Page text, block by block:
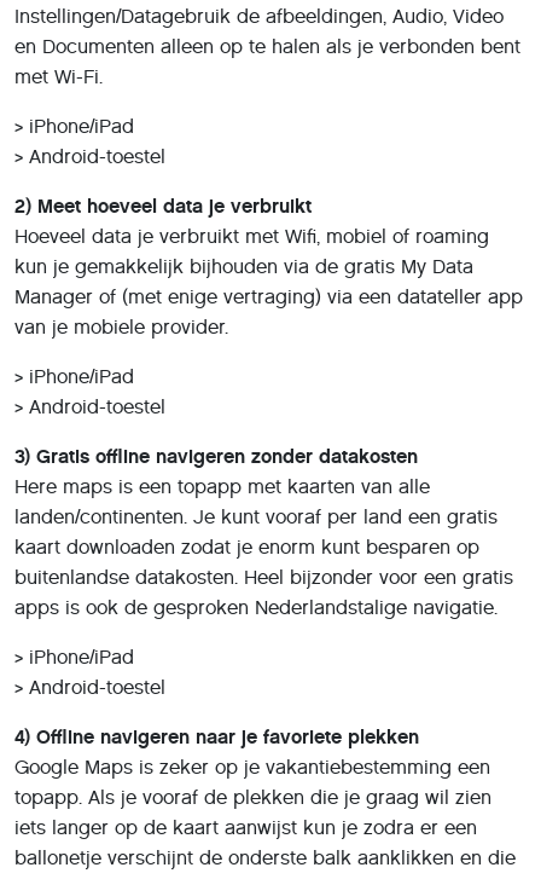
Instellingen/Datagebruik de afbeeldingen, Audio, Video
en Documenten alleen op te halen als je verbonden bent
met Wi-Fi.
> iPhone/iPad
> Android-toestel
2) Meet hoeveel data je verbruikt
Hoeveel data je verbruikt met Wifi, mobiel of roaming
kun je gemakkelijk bijhouden via de gratis My Data
Manager of (met enige vertraging) via een datateller app
van je mobiele provider.
> iPhone/iPad
> Android-toestel
3) Gratis offline navigeren zonder datakosten
Here maps is een topapp met kaarten van alle
landen/continenten. Je kunt vooraf per land een gratis
kaart downloaden zodat je enorm kunt besparen op
buitenlandse datakosten. Heel bijzonder voor een gratis
apps is ook de gesproken Nederlandstalige navigatie.
> iPhone/iPad
> Android-toestel
4) Offline navigeren naar je favoriete plekken
Google Maps is zeker op je vakantiebestemming een
topapp. Als je vooraf de plekken die je graag wil zien
iets langer op de kaart aanwijst kun je zodra er een
ballonetje verschijnt de onderste balk aanklikken en die